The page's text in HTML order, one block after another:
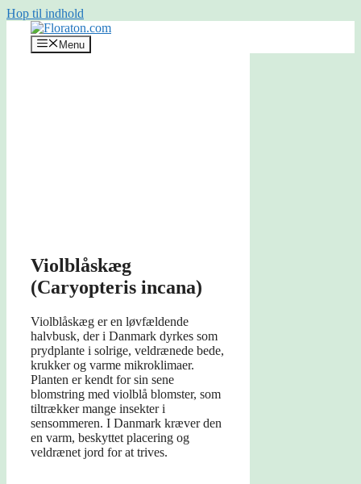
Hop til indhold
Menu
Violblåskæg
(Caryopteris incana)
Violblåskæg er en løvfældende
halvbusk, der i Danmark dyrkes som
prydplante i solrige, veldrænede bede,
krukker og varme mikroklimaer.
Planten er kendt for sin sene
blomstring med violblå blomster, som
tiltrækker mange insekter i
sensommeren. I Danmark kræver den
en varm, beskyttet placering og
veldrænet jord for at trives.